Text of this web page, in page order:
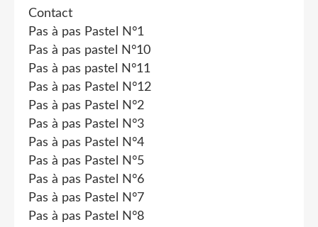
Contact
Pas à pas Pastel N°1
Pas à pas pastel N°10
Pas à pas pastel N°11
Pas à pas Pastel N°12
Pas à pas Pastel N°2
Pas à pas Pastel N°3
Pas à pas Pastel N°4
Pas à pas Pastel N°5
Pas à pas Pastel N°6
Pas à pas Pastel N°7
Pas à pas Pastel N°8